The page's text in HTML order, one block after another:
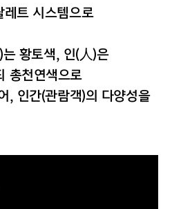
트 시스템으로
황토색, 인(人)은
총천연색으로
, 인간(관람객)의 다양성을